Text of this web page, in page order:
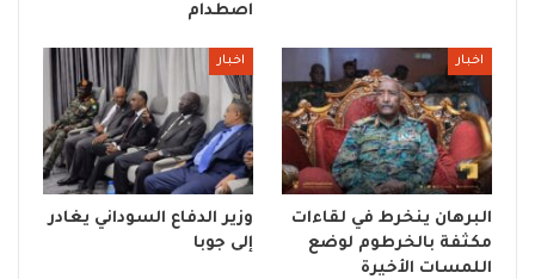
اصطدام
اخبار
البرهان ينخرط في لقاءات
مكثفة بالخرطوم لوضع
اللمسات الأخيرة
اخبار
وزير الدفاع السوداني يغادر
إلى جوبا